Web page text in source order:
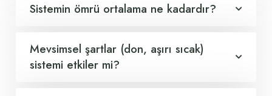
Sistemin ömrü ortalama ne kadardır?
Mevsimsel şartlar (don, aşırı sıcak)
sistemi etkiler mi?